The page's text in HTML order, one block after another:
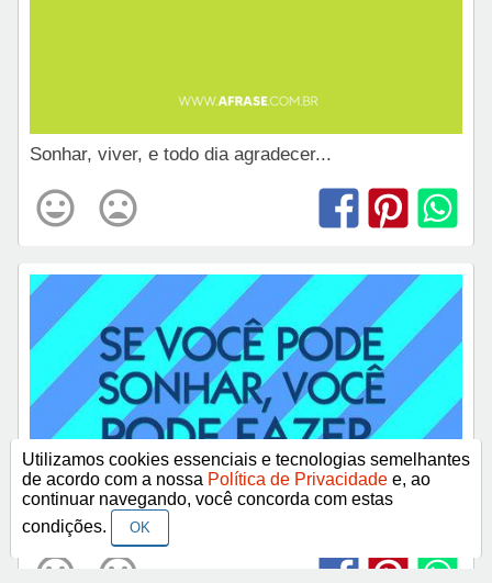
Sonhar, viver, e todo dia agradecer...
Se você pode sonhar, você pode fazer.
Utilizamos cookies essenciais e tecnologias semelhantes
de acordo com a nossa Política de Privacidade e, ao
continuar navegando, você concorda com estas
condições.
OK